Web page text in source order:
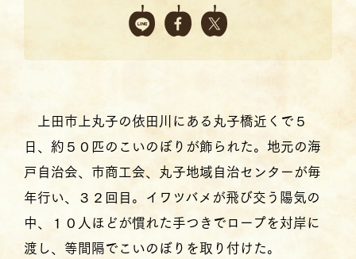
上田市上丸子の依田川にある丸子橋近くで５
日、約５０匹のこいのぼりが飾られた。地元の海
戸自治会、市商工会、丸子地域自治センターが毎
年行い、３２回目。イワツバメが飛び交う陽気の
中、１０人ほどが慣れた手つきでロープを対岸に
渡し、等間隔でこいのぼりを取り付けた。